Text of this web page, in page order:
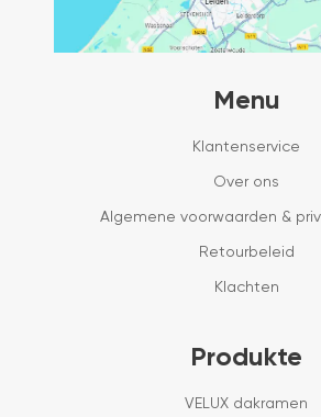
Menu
Klantenservice
Over ons
Algemene voorwaarden &
Retourbeleid
Klachten
Produkte
VELUX dakramen